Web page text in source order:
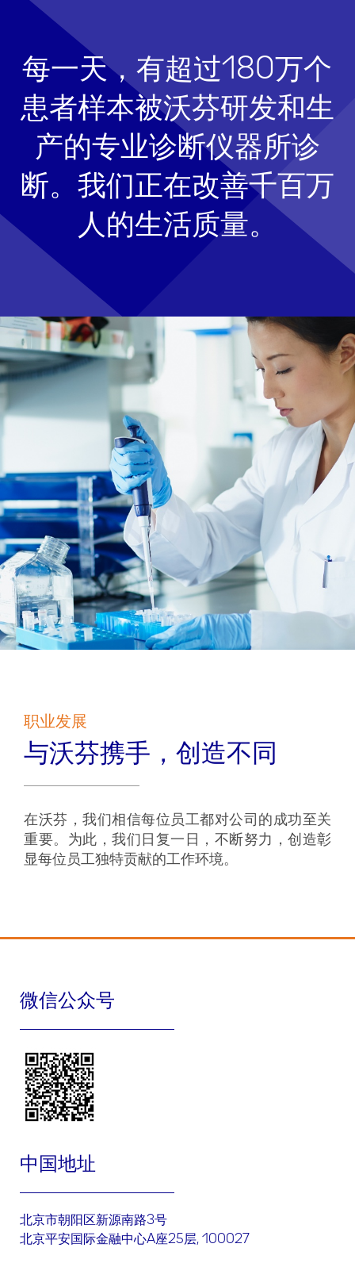
每一天，有超过180万个
患者样本被沃芬研发和生
产的专业诊断仪器所诊
断。我们正在改善千百万
人的生活质量。
职业发展
与沃芬携手，创造不同
在沃芬，我们相信每位员工都对公司的成功至关
重要。为此，我们日复一日，不断努力，创造彰
显每位员工独特贡献的工作环境。
微信公众号
中国地址
北京市朝阳区新源南路3号
北京平安国际金融中心A座25层, 100027